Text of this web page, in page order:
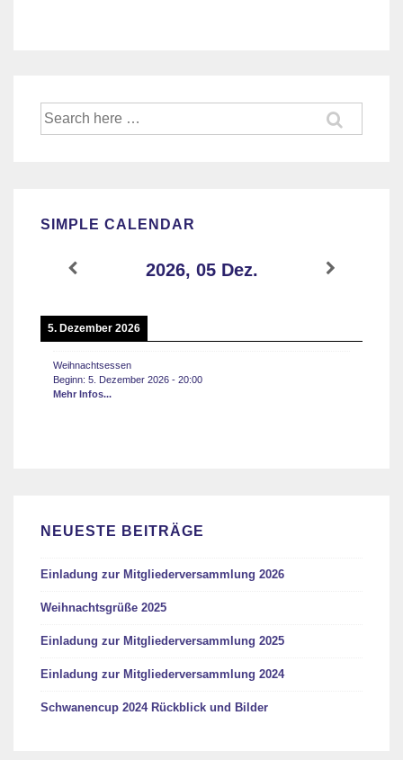
Suche
SIMPLE CALENDAR
2026, 05 Dez.
5. Dezember 2026
Weihnachtsessen
Beginn: 5. Dezember 2026 - 20:00
Mehr Infos...
NEUESTE BEITRÄGE
Einladung zur Mitgliederversammlung 2026
Weihnachtsgrüße 2025
Einladung zur Mitgliederversammlung 2025
Einladung zur Mitgliederversammlung 2024
Schwanencup 2024 Rückblick und Bilder